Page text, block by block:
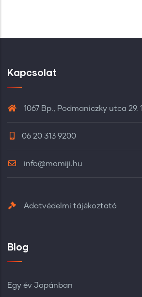
Kapcsolat
1067 Bp., Podmaniczky utca 29.
06 20 313 9200
info@momiji.hu
Adatvédelmi tájékoztató
Blog
Egy év Japánban